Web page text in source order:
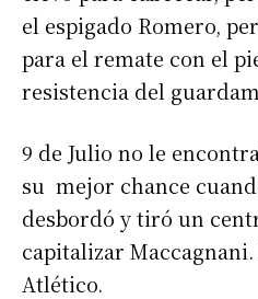
el espigado Romero,
para el remate con el
resistencia del
9 de Julio no le
su mejor chance
desbordó y tiró un
capitalizar
Atlético.